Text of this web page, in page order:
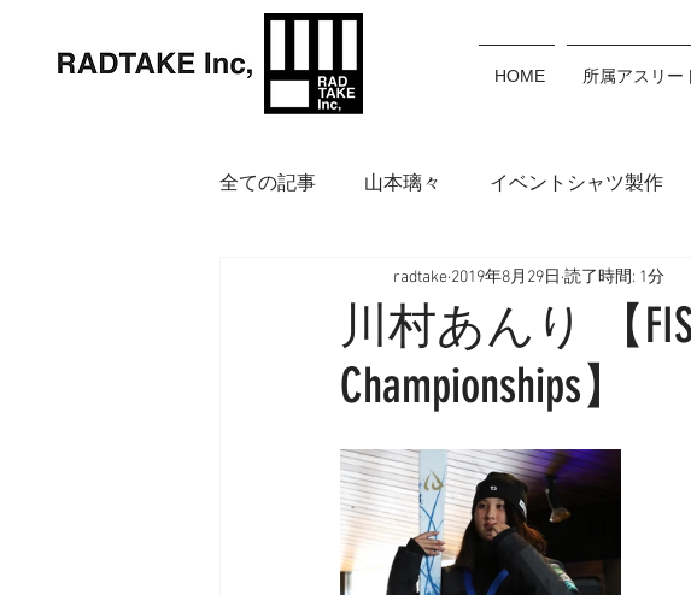
HOME 所属アスリー
全ての記事 山本璃々 イベントシャツ製作
野中美波 鈴木穂波 浅沼
アイウェア インフォメーション
福田カポノ瑳介 大橋空奈
川村あんり 【FIS
Championships】
radtake 2019年8月29日 読了時間: 1分